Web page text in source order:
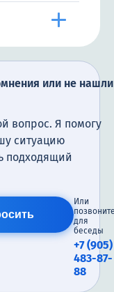
или не нашли
вопрос. Я помогу
ситуацию
подходящий
Или
для
беседы
+7 (905)
483-87-
88